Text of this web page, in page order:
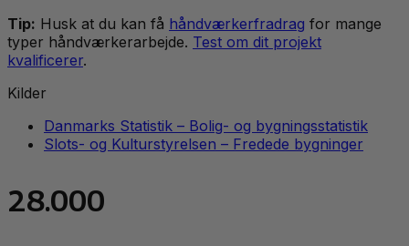
Tip: Husk at du kan få håndværkerfradrag for mange
typer håndværkerarbejde. Test om dit projekt
kvalificerer.
Kilder
Danmarks Statistik – Bolig- og bygningsstatistik
Slots- og Kulturstyrelsen – Fredede bygninger
28.000